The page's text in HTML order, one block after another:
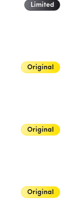
Limited
Original
Original
Original